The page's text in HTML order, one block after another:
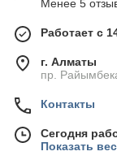
Менее 5
Работает с
г. Алматы
пр.
Контакты
Сегодня
Показать